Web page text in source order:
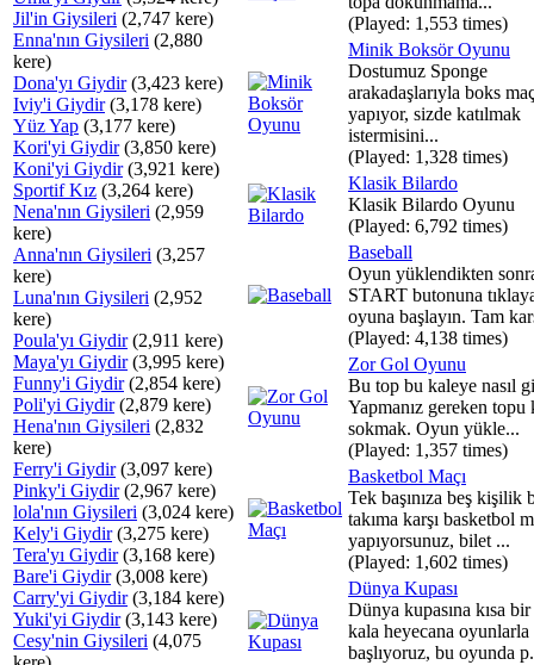
Jil'in Giysileri (2,747 kere)
Enna'nın Giysileri (2,880
kere)
Dona'yı Giydir(3,423 kere)
Iviy'i Giydir(3,178 kere)
Yüz Yap (3,177 kere)
Kori'yi Giydir(3,850 kere)
Koni'yi Giydir(3,921 kere)
Sportif Kız (3,264 kere)
Nena'nın Giysileri (2,959
kere)
Anna'nın Giysileri (3,257
kere)
Luna'nın Giysileri (2,952
kere)
Poula'yı Giydir(2,911 kere)
Maya'yı Giydir(3,995 kere)
Funny'i Giydir(2,854 kere)
Poli'yi Giydir(2,879 kere)
Hena'nın Giysileri (2,832
kere)
Ferry'i Giydir(3,097 kere)
Pinky'i Giydir(2,967 kere)
lola'nın Giysileri (3,024 kere)
Kely'i Giydir(3,275 kere)
Tera'yı Giydir(3,168 kere)
Bare'i Giydir(3,008 kere)
Carry'yi Giydir(3,184 kere)
Yuki'yi Giydir(3,143 kere)
Cesy'nin Giysileri (4,075
(Played: 1,553 times)
Minik Boksör Oyunu
Dostumuz Sponge
arakadaşlarıyla boks
yapıyor, sizde katılmak
istermisini...
(Played: 1,328 times)
Klasik Bilardo
Klasik Bilardo Oyunu
(Played: 6,792 times)
Baseball
Oyun yüklendikten
START butonuna
oyuna başlayın. Tam
(Played: 4,138 times)
Zor Gol Oyunu
Bu top bu kaleye nasıl
Yapmanız gereken topu
sokmak. Oyun yükle...
(Played: 1,357 times)
Basketbol Maçı
Tek başınıza beş kişilik
takıma karşı basketbol
yapıyorsunuz, bilet ...
(Played: 1,602 times)
Dünya Kupası
Dünya kupasına kısa
kala heyecana oyunlarla
başlıyoruz, bu oyunda